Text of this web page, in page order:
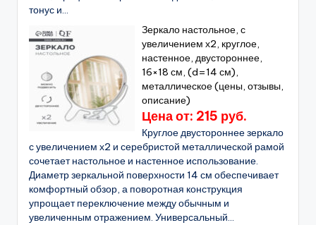
тонус и...
Зеркало настольное, с
увеличением х2, круглое,
настенное, двустороннее,
16×18 см, (d=14 см),
металлическое (цены, отзывы,
описание)
Цена от: 215 руб.
Круглое двустороннее зеркало
с увеличением х2 и серебристой металлической рамой
сочетает настольное и настенное использование.
Диаметр зеркальной поверхности 14 см обеспечивает
комфортный обзор, а поворотная конструкция
упрощает переключение между обычным и
увеличенным отражением. Универсальный...